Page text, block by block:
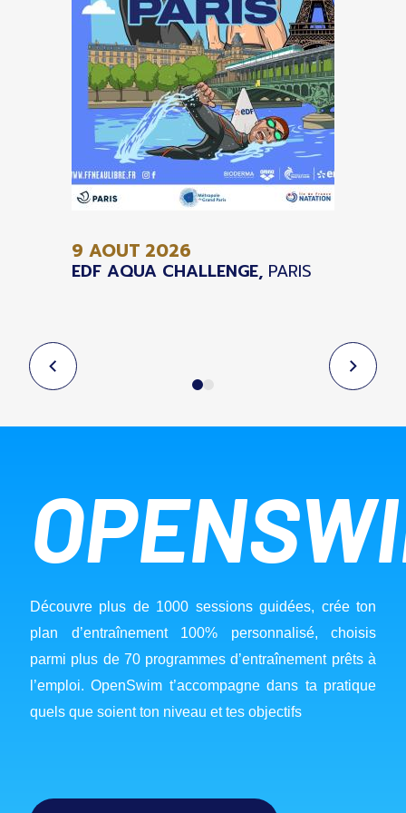
9 AOUT 2026
EDF AQUA CHALLENGE, PARIS
Découvre plus de 1000 sessions guidées, crée ton
plan d’entraînement 100% personnalisé, choisis
parmi plus de 70 programmes d’entraînement prêts à
l’emploi. OpenSwim t’accompagne dans ta pratique
quels que soient ton niveau et tes objectifs